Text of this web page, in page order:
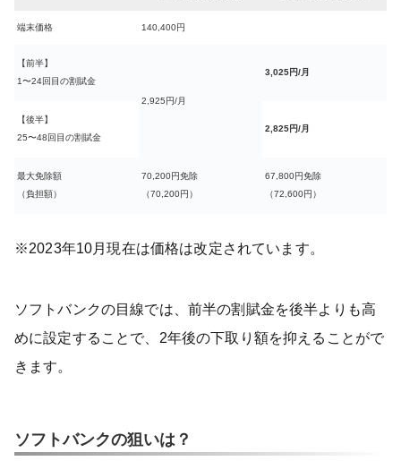
端末価格 140,400円
【前半】
1〜24回目の割賦金
2,925円/月
3,025円/月
【後半】
25〜48回目の割賦金
2,825円/月
最大免除額
（負担額）
70,200円免除
（70,200円）
67,800円免除
（72,600円）
※2023年10月現在は価格は改定されています。
ソフトバンクの目線では、前半の割賦金を後半よりも高
めに設定することで、2年後の下取り額を抑えることがで
きます。
ソフトバンクの狙いは？